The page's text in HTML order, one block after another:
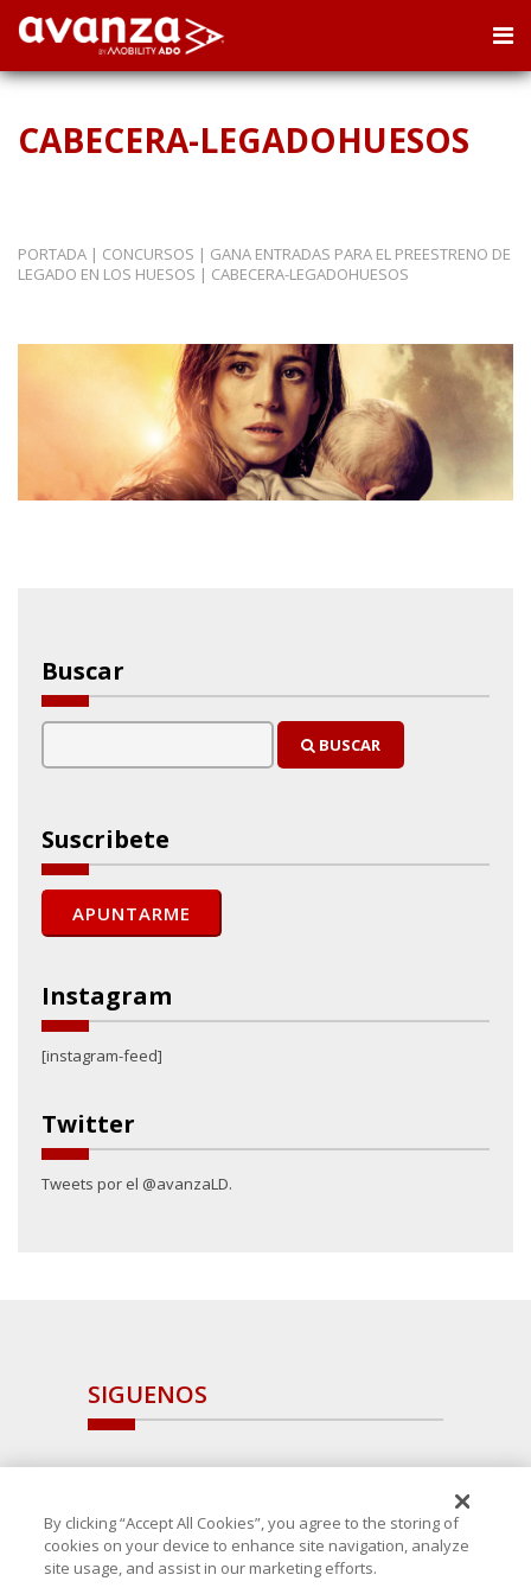
CABECERA-LEGADOHUESOS
PORTADA | CONCURSOS | GANA ENTRADAS PARA EL PREESTRENO DE
LEGADO EN LOS HUESOS | CABECERA-LEGADOHUESOS
Buscar
BUSCAR
Suscribete
Instagram
[instagram-feed]
Twitter
Tweets por el @avanzaLD.
SIGUENOS
By clicking “Accept All Cookies”, you agree to the storing of
cookies on your device to enhance site navigation, analyze
site usage, and assist in our marketing efforts.